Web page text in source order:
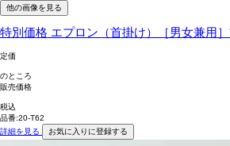
他の画像を見る
特別価格 エプロン（首掛け）［男女兼用
定価
のところ
販売価格
税込
品番:20-T62
詳細を見る
お気に入りに登録する